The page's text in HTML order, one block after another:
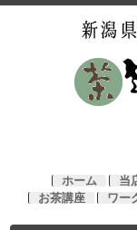
ホーム 当
お茶講座
ワー